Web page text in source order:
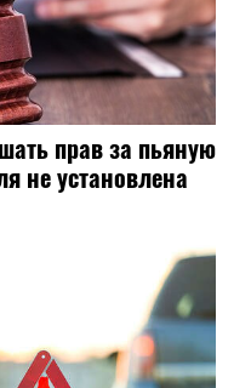
прав за пьяную
не установлена